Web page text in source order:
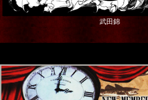
武田錦